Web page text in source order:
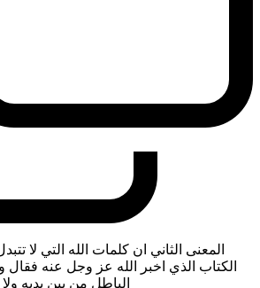
المعنى الثاني ان كلمات الله التي لا
الكتاب الذي اخبر الله عز وجل عنه فقال
الباطل من بين يديه